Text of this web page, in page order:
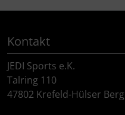
Kontakt
JEDI Sports e.K.
Talring 110
47802 Krefeld-Hülser Berg
Wahoo
Wilier Triestina